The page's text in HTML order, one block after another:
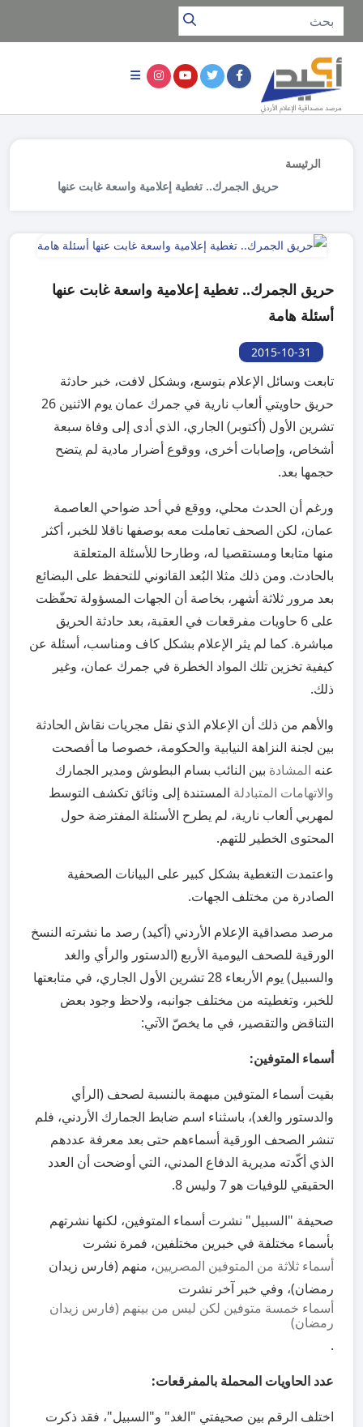
الرئيسة
حريق الجمرك.. تغطية إعلامية واسعة غابت عنها
حريق الجمرك.. تغطية إعلامية واسعة غابت عنها
أسئلة هامة
2015-10-31
تابعت وسائل الإعلام بتوسع، وبشكل لافت، خبر حادثة
حريق حاويتي ألعاب نارية في جمرك عمان يوم الاثنين 26
تشرين الأول (أكتوبر) الجاري، الذي أدى إلى وفاة سبعة
أشخاص، وإصابات أخرى، ووقوع أضرار مادية لم يتضح
حجمها بعد.
ورغم أن الحدث محلي، ووقع في أحد ضواحي العاصمة
عمان، لكن الصحف تعاملت معه بوصفها ناقلا للخبر، أكثر
منها متابعا ومستقصيا له، وطارحا للأسئلة المتعلقة
بالحادث. ومن ذلك مثلا البُعد القانوني للتحفظ على البضائع
بعد مرور ثلاثة أشهر، بخاصة أن الجهات المسؤولة تحفّظت
على 6 حاويات مفرقعات في العقبة، بعد حادثة الحريق
مباشرة. كما لم يثر الإعلام بشكل كاف ومناسب، أسئلة عن
كيفية تخزين تلك المواد الخطرة في جمرك عمان، وغير
ذلك.
والأهم من ذلك أن الإعلام الذي نقل مجريات نقاش الحادثة
بين لجنة النزاهة النيابية والحكومة، خصوصا ما أفصحت
عنه المشادة بين النائب بسام البطوش ومدير الجمارك
والاتهامات المتبادلة المستندة إلى وثائق تكشف التوسط
لمهربي ألعاب نارية، لم يطرح الأسئلة المفترضة حول
المحتوى الخطير للتهم.
واعتمدت التغطية بشكل كبير على البيانات الصحفية
الصادرة من مختلف الجهات.
مرصد مصداقية الإعلام الأردني (أكيد) رصد ما نشرته النسخ
الورقية للصحف اليومية الأربع (الدستور والرأي والغد
والسبيل) يوم الأربعاء 28 تشرين الأول الجاري، في متابعتها
للخبر، وتغطيته من مختلف جوانبه، ولاحظ وجود بعض
التناقض والتقصير، في ما يخصّ الآتي:
أسماء المتوفين:
بقيت أسماء المتوفين مبهمة بالنسبة لصحف (الرأي
والدستور والغد)، باسثناء اسم ضابط الجمارك الأردني، فلم
تنشر الصحف الورقية أسماءهم حتى بعد معرفة عددهم
الذي أكّدته مديرية الدفاع المدني، التي أوضحت أن العدد
الحقيقي للوفيات هو 7 وليس 8.
صحيفة "السبيل" نشرت أسماء المتوفين، لكنها نشرتهم
بأسماء مختلفة في خبرين مختلفين، فمرة نشرت
أسماء ثلاثة من المتوفين المصريين، منهم (فارس زيدان
رمضان)، وفي خبر آخر نشرت
أسماء خمسة متوفين لكن ليس من بينهم (فارس زيدان
رمضان)
.
عدد الحاويات المحملة بالمفرقعات:
اختلف الرقم بين صحيفتي "الغد" و"السبيل"، فقد ذكرت